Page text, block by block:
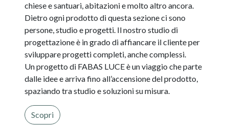
chiese e santuari, abitazioni e molto altro ancora.
Dietro ogni prodotto di questa sezione ci sono
persone, studio e progetti. Il nostro studio di
progettazione è in grado di affiancare il cliente per
sviluppare progetti completi, anche complessi.
Un progetto di FABAS LUCE è un viaggio che parte
dalle idee e arriva fino all’accensione del prodotto,
spaziando tra studio e soluzioni su misura.
Scopri